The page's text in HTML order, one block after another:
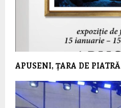
APUSENI, ȚARA DE PIATRĂ